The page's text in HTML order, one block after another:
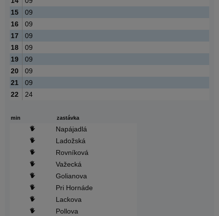
min zastávka
Napájadlá
Ladožská
Rovníková
Važecká
Golianova
Pri Hornáde
Lackova
Pollova
15
09
16
09
17
09
18
09
19
09
20
09
21
09
22
24